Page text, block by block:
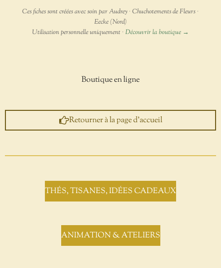
Ces fiches sont créées avec soin par Audrey · Chuchotements de Fleurs ·
Eecke (Nord)
Utilisation personnelle uniquement · Découvrir la boutique →
Boutique en ligne
Retourner à la page d'accueil
THÉS, TISANES, IDÉES CADEAUX
ANIMATION & ATELIERS